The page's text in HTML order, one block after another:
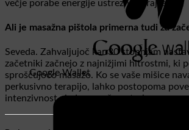
Google Wallet
večje porabe energije ustrezno skrajšal.
Ali je masažna pištola primerna tudi za
Seveda. Zahvaljujoč kar 30 stopnjam
začetniki začnejo z najnižjimi hitrostmi, ki
sproščujočo masažo. Ko se vaše mišice
perkusivno terapijo, lahko postopoma
intenzivnost glede na vaše potrebe.